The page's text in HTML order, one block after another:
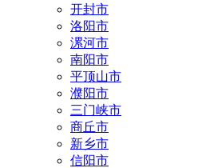
开封市
洛阳市
漯河市
南阳市
平顶山市
濮阳市
三门峡市
商丘市
新乡市
信阳市